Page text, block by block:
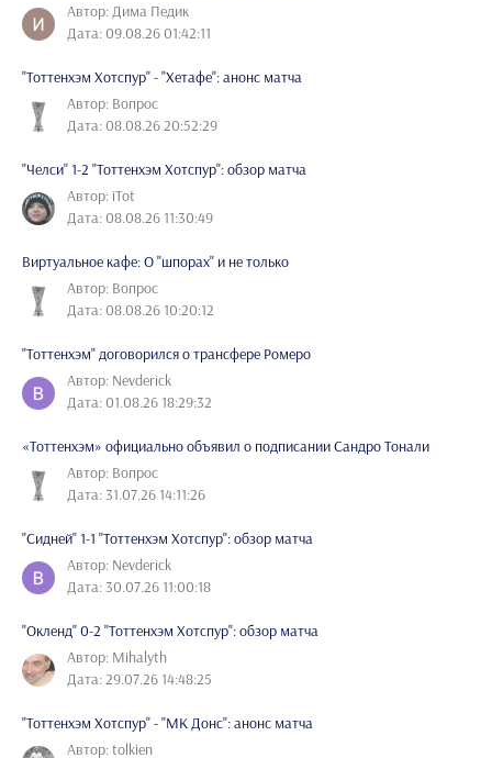
Автор: Дима Педик
Дата: 09.08.26 01:42:11
"Тоттенхэм Хотспур" - "Хетафе": анонс матча
Автор: Вопрос
Дата: 08.08.26 20:52:29
"Челси" 1-2 "Тоттенхэм Хотспур": обзор матча
Автор: iTot
Дата: 08.08.26 11:30:49
Виртуальное кафе: О "шпорах" и не только
Автор: Вопрос
Дата: 08.08.26 10:20:12
"Тоттенхэм" договорился о трансфере Ромеро
Автор: Nevderick
Дата: 01.08.26 18:29:32
«Тоттенхэм» официально объявил о подписании Сандро Тонали
Автор: Вопрос
Дата: 31.07.26 14:11:26
"Сидней" 1-1 "Тоттенхэм Хотспур": обзор матча
Автор: Nevderick
Дата: 30.07.26 11:00:18
"Окленд" 0-2 "Тоттенхэм Хотспур": обзор матча
Автор: Mihalyth
Дата: 29.07.26 14:48:25
"Тоттенхэм Хотспур" - "МК Донс": анонс матча
Автор: tolkien